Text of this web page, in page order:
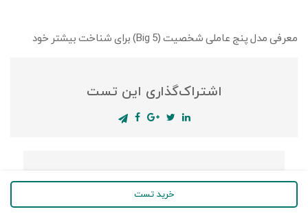
خرید تست
معرفی مدل پنج عاملی شخصیت (Big 5) برای شناخت بیشتر خود
اشتراک‌گذاری این تست
قابل توجه متخصصان منابع انسانی